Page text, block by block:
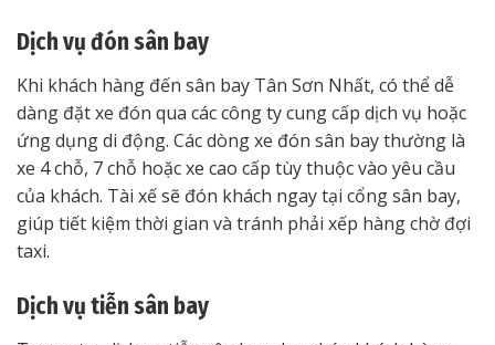
Dịch vụ đón sân bay
Khi khách hàng đến sân bay Tân Sơn Nhất, có thể dễ
dàng đặt xe đón qua các công ty cung cấp dịch vụ hoặc
ứng dụng di động. Các dòng xe đón sân bay thường là
xe 4 chỗ, 7 chỗ hoặc xe cao cấp tùy thuộc vào yêu cầu
của khách. Tài xế sẽ đón khách ngay tại cổng sân bay,
giúp tiết kiệm thời gian và tránh phải xếp hàng chờ đợi
taxi.
Dịch vụ tiễn sân bay